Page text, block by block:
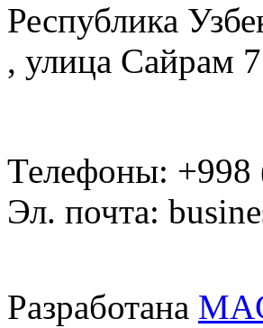
Республика
, улица Сайрам
Телефоны: +998
Эл. почта:
Разработана